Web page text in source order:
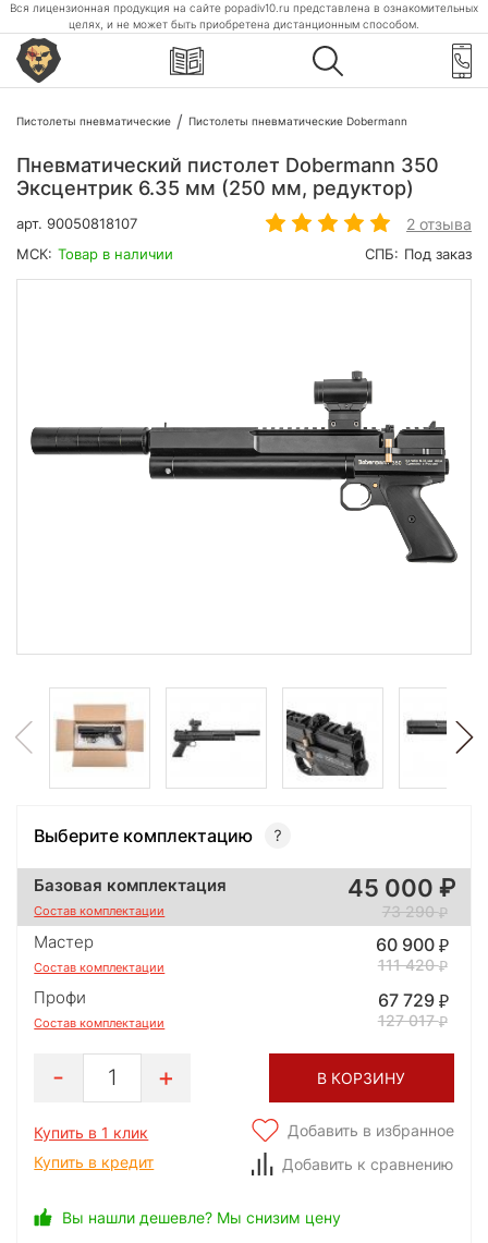
Вся лицензионная продукция на сайте popadiv10.ru представлена в ознакомительных
целях, и не может быть приобретена дистанционным способом.
Пистолеты пневматические Пистолеты пневматические Dobermann
Пневматический пистолет Dobermann 350
Эксцентрик 6.35 мм (250 мм, редуктор)
арт. 90050818107 2 отзыва
МСК: Товар в наличии СПБ: Под заказ
Выберите комплектацию
Базовая комплектация
Состав комплектации
45 000
73 290
Мастер
Состав комплектации
60 900
111 420
Профи
Состав комплектации
67 729
127 017
1 В КОРЗИНУ
Купить в 1 клик
Купить в кредит
Добавить в избранное
Добавить к сравнению
Вы нашли дешевле? Мы снизим цену